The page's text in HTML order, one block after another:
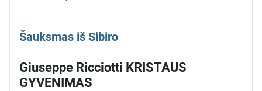
Šauksmas iš Sibiro
Giuseppe Ricciotti KRISTAUS
GYVENIMAS